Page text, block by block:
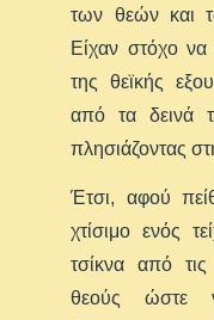
των θεών και
Είχαν στόχο να
της θεϊκής
από τα δεινά
πλησιάζοντας
Έτσι, αφού
χτίσιμο ενός
τσίκνα από
θεούς ώστε